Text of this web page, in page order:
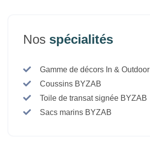
Nos spécialités
Gamme de décors In & Outdoor
Coussins BYZAB
Toile de transat signée BYZAB
Sacs marins BYZAB